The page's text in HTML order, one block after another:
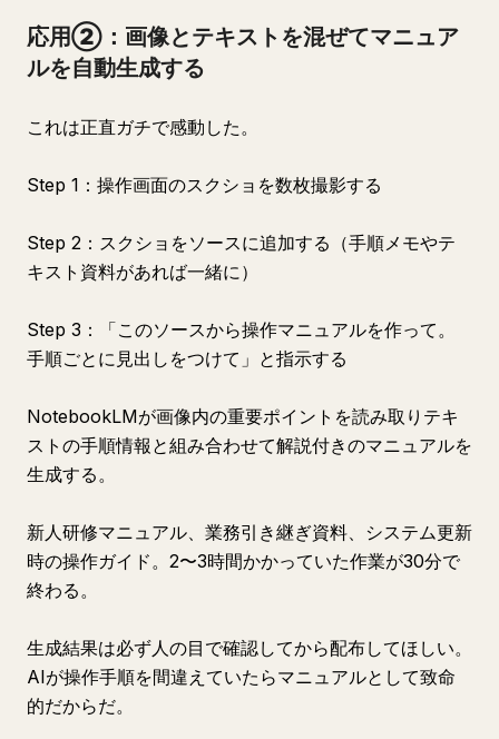
応用②：画像とテキストを混ぜてマニュア
ルを自動生成する
これは正直ガチで感動した。
Step 1：操作画面のスクショを数枚撮影する
Step 2：スクショをソースに追加する（手順メモやテ
キスト資料があれば一緒に）
Step 3：「このソースから操作マニュアルを作って。
手順ごとに見出しをつけて」と指示する
NotebookLMが画像内の重要ポイントを読み取りテキ
ストの手順情報と組み合わせて解説付きのマニュアルを
生成する。
新人研修マニュアル、業務引き継ぎ資料、システム更新
時の操作ガイド。2〜3時間かかっていた作業が30分で
終わる。
生成結果は必ず人の目で確認してから配布してほしい。
AIが操作手順を間違えていたらマニュアルとして致命
的だからだ。